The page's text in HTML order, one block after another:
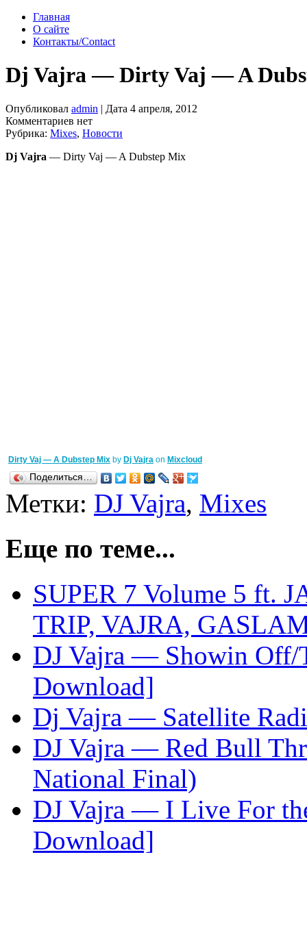
Главная
О сайте
Контакты/Contact
Dj Vajra — Dirty Vaj — A
Опубликовал admin | Дата 4 апреля, 2012
Комментариев нет
Рубрика: Mixes, Новости
Dj Vajra — Dirty Vaj — A Dubstep Mix
Dirty Vaj — A Dubstep Mix by Dj Vajra on Mixcloud
Поделиться…
Метки: DJ Vajra, Mixes
Еще по теме...
SUPER 7 Volume 5 ft.
TRIP, VAJRA,
DJ Vajra — Showin Off/
Download]
Dj Vajra — Satellite
DJ Vajra — Red Bull
National Final)
DJ Vajra — I Live For
Download]